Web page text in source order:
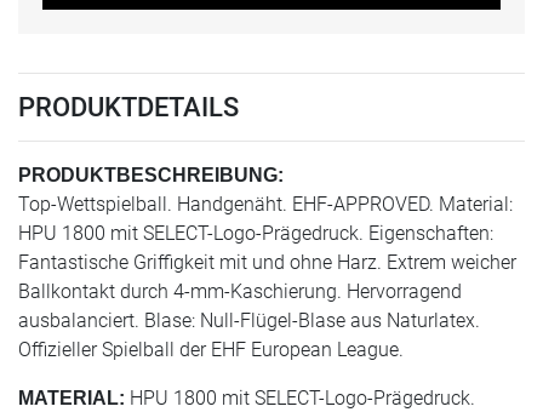
PRODUKTDETAILS
PRODUKTBESCHREIBUNG:
Top-Wettspielball. Handgenäht. EHF-APPROVED. Material:
HPU 1800 mit SELECT-Logo-Prägedruck. Eigenschaften:
Fantastische Griffigkeit mit und ohne Harz. Extrem weicher
Ballkontakt durch 4-mm-Kaschierung. Hervorragend
ausbalanciert. Blase: Null-Flügel-Blase aus Naturlatex.
Offizieller Spielball der EHF European League.
MATERIAL: HPU 1800 mit SELECT-Logo-Prägedruck.